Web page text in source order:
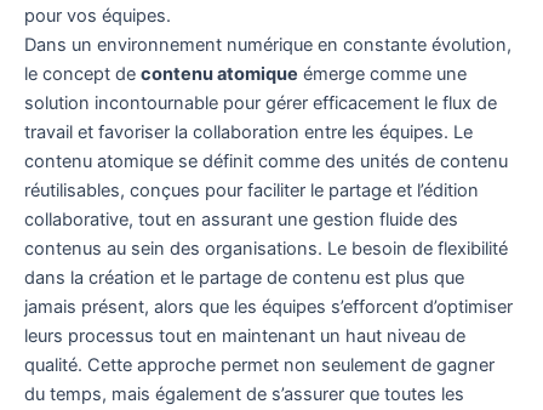
Dans un environnement numérique en constante évolution,
le concept de contenu atomique émerge comme une
solution incontournable pour gérer efficacement le flux de
travail et favoriser la collaboration entre les équipes. Le
contenu atomique se définit comme des unités de contenu
réutilisables, conçues pour faciliter le partage et l’édition
collaborative, tout en assurant une gestion fluide des
contenus au sein des organisations. Le besoin de flexibilité
dans la création et le partage de contenu est plus que
jamais présent, alors que les équipes s’efforcent d’optimiser
leurs processus tout en maintenant un haut niveau de
qualité. Cette approche permet non seulement de gagner
du temps, mais également de s’assurer que toutes les